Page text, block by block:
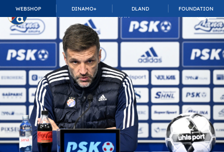
WEBSHOP DINAMO+ DLAND FOUNDATION
TOP_BAR.MembershipSuffix